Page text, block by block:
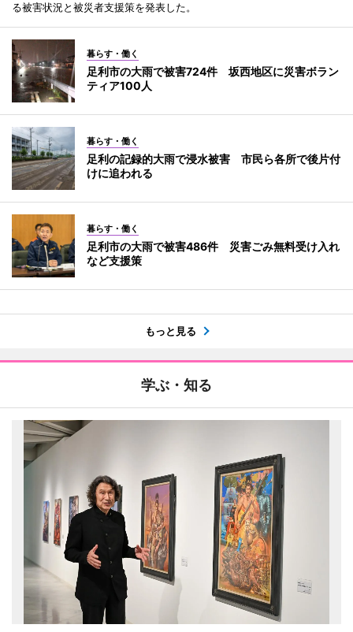
る被害状況と被災者支援策を発表した。
暮らす・働く
足利市の大雨で被害724件 坂西地区に災害ボラン
ティア100人
暮らす・働く
足利の記録的大雨で浸水被害 市民ら各所で後片付
けに追われる
暮らす・働く
足利市の大雨で被害486件 災害ごみ無料受け入れ
など支援策
もっと見る
学ぶ・知る